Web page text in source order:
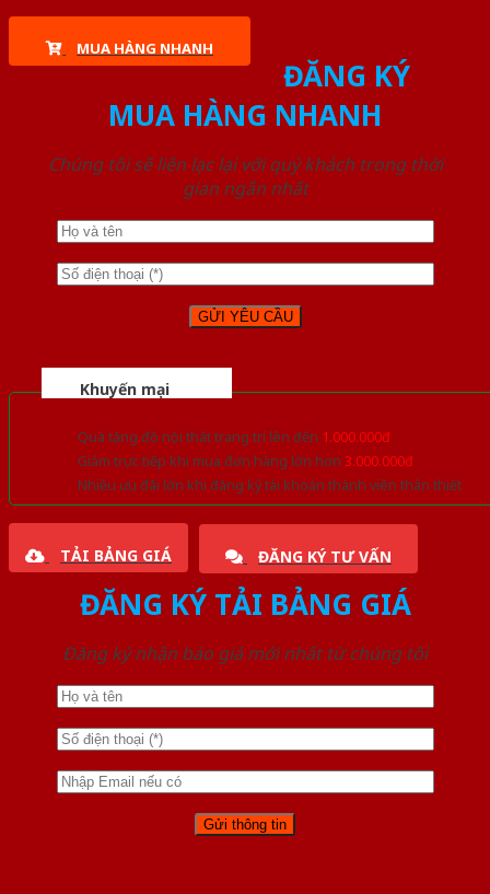
MUA HÀNG NHANH
ĐĂNG KÝ
MUA HÀNG NHANH
Chúng tôi sẽ liên lạc lại với quý khách trong thời
gian ngắn nhất
Khuyến mại
Quà tặng đồ nội thất trang trí lên đến 1.000.000đ
Giảm trực tiếp khi mua đơn hàng lớn hơn 3.000.000đ
Nhiều ưu đãi lớn khi đăng ký tài khoản thành viên thân thiết
TẢI BẢNG GIÁ ĐĂNG KÝ TƯ VẤN
ĐĂNG KÝ TẢI BẢNG GIÁ
Đăng ký nhận báo giá mới nhất từ chúng tôi